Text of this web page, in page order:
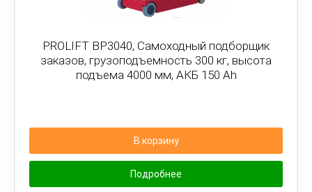
PROLIFT BP3040, Самоходный подборщик
заказов, грузоподъемность 300 кг, высота
подъема 4000 мм, АКБ 150 Ah
В корзину
Подробнее